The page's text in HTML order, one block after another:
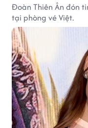
Đoàn Thiên Ân đón
tại phòng vé Việt.